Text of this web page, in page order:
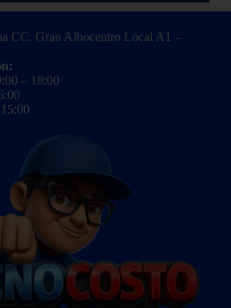
CC. Gran Albocentro Local A1 –
– 18:00